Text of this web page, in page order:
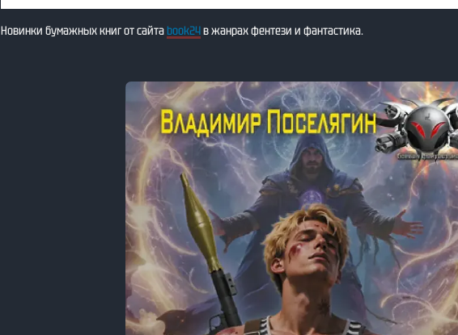
Новинки бумажных книг от сайтаbook24в жанрах фентези и фантастика.